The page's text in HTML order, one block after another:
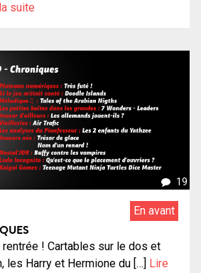
suite
19
En avant
rentrée ! Cartables sur le dos et
les Harry et Hermione du […] Lire